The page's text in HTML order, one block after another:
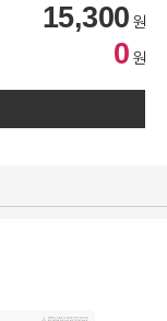
15,300 원
0 원